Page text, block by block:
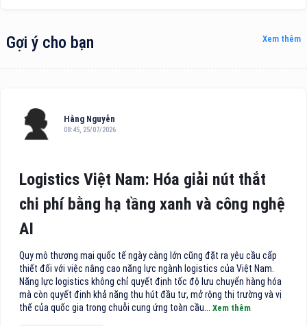
Gợi ý cho bạn Xem thêm
Hằng Nguyễn
08:45, 25/07/2026
Logistics Việt Nam: Hóa giải nút thắt
chi phí bằng hạ tầng xanh và công nghệ
AI
Quy mô thương mại quốc tế ngày càng lớn cũng đặt ra yêu cầu cấp
thiết đối với việc nâng cao năng lực ngành logistics của Việt Nam.
Năng lực logistics không chỉ quyết định tốc độ lưu chuyển hàng hóa
mà còn quyết định khả năng thu hút đầu tư, mở rộng thị trường và vị
thế của quốc gia trong chuỗi cung ứng toàn cầu... Xem thêm